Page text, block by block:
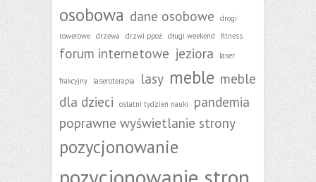
osobowa dane osobowe
drogi
rowerowe drzewa drzwi ppoż długi weekend fitness
forum internetowe jeziora laser
frakcyjny laseroterapia lasy meble meble
dla dzieci
ostatni tydzień nauki
pandemia
poprawne wyświetlanie strony
pozycjonowanie